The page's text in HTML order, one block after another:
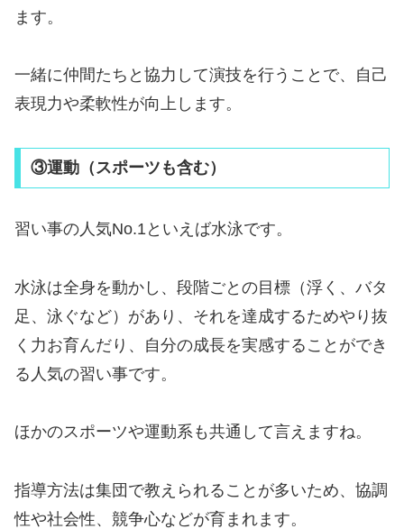
ます。
一緒に仲間たちと協力して演技を行うことで、自己
表現力や柔軟性が向上します。
③運動（スポーツも含む）
習い事の人気No.1といえば水泳です。
水泳は全身を動かし、段階ごとの目標（浮く、バタ
足、泳ぐなど）があり、それを達成するためやり抜
く力お育んだり、自分の成長を実感することができ
る人気の習い事です。
ほかのスポーツや運動系も共通して言えますね。
指導方法は集団で教えられることが多いため、協調
性や社会性、競争心などが育まれます。